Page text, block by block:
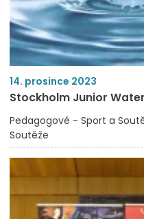
14. prosince 2023
Stockholm Junior
Pedagogové - Sport a
Soutěže